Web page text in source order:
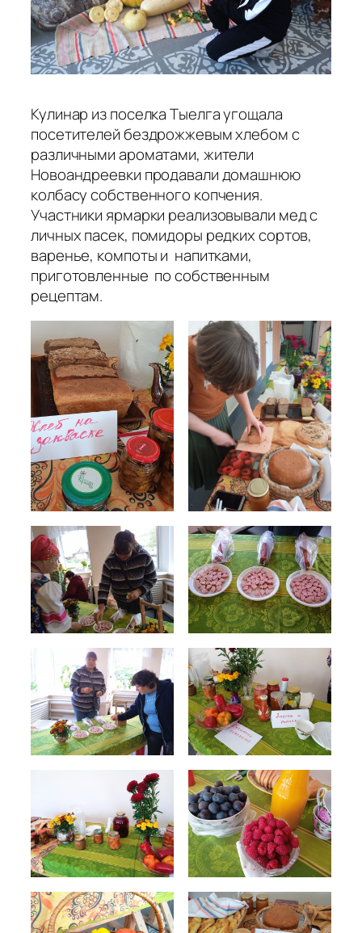
Кулинар из поселка Тыелга угощала
посетителей бездрожжевым хлебом с
различными ароматами, жители
Новоандреевки продавали домашнюю
колбасу собственного копчения.
Участники ярмарки реализовывали мед с
личных пасек, помидоры редких сортов,
варенье, компоты и напитками,
приготовленные по собственным
рецептам.